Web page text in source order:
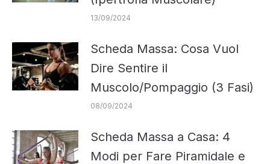
13/09/2024
Scheda Massa: Cosa Vuol
Dire Sentire il
Muscolo/Pompaggio (3 Fasi)
08/09/2024
Scheda Massa a Casa: 4
Modi per Fare Piramidale e